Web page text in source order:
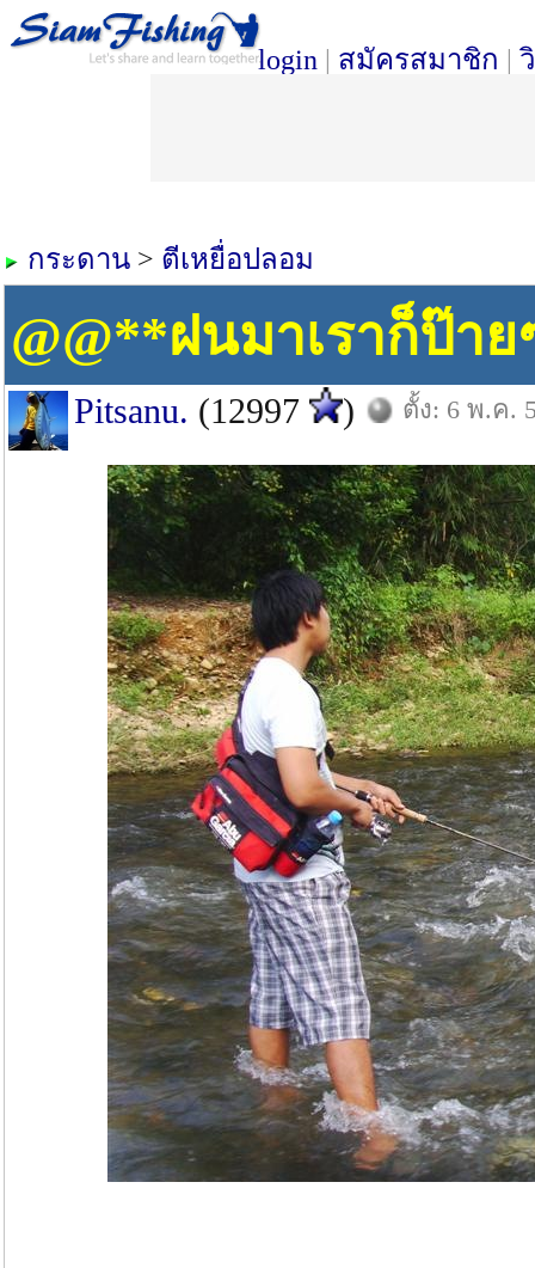
login | สมัครสมาชิก |
กระดาน > ตีเหยื่อปลอม
@@**ฝนมาเราก็ป๊า
Pitsanu. (12997 ) ตั้ง: 6 พ.ค.